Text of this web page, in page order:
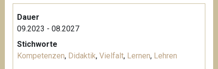
Dauer
09.2023 - 08.2027
Stichworte
Kompetenzen, Didaktik, Vielfalt, Lernen, Lehren